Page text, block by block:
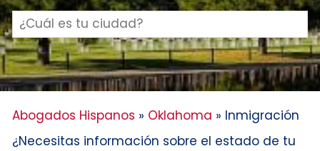
Buscar
Abogados Hispanos » Oklahoma » Inmigración
¿Necesitas información sobre el estado de tu